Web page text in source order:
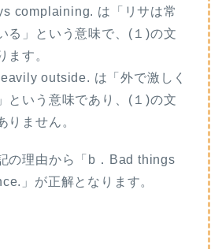
complaining. は「リサは常
る」という意味で、(１)の文
ます。
outside. は「外で激しく
という意味であり、(１)の文
りません。
の理由から「b．Bad things
」が正解となります。